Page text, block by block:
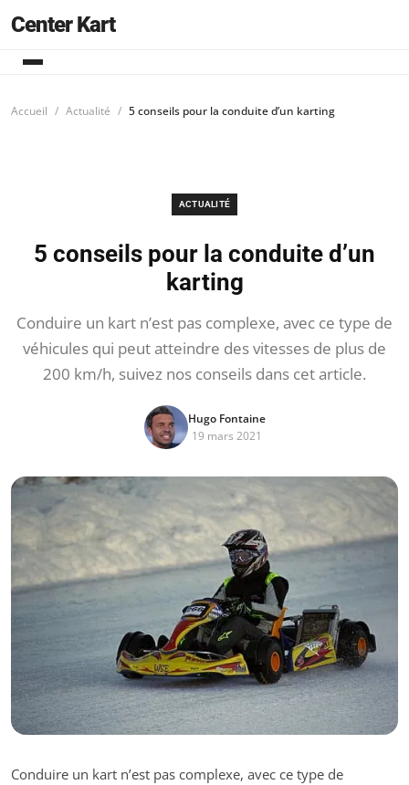
Center Kart
Accueil Actualité 5 conseils pour la conduite d’un karting
ACTUALITÉ
5 conseils pour la conduite d’un
karting
Conduire un kart n’est pas complexe, avec ce type de
véhicules qui peut atteindre des vitesses de plus de
200 km/h, suivez nos conseils dans cet article.
Hugo Fontaine
19 mars 2021
Conduire un kart n’est pas complexe, avec ce type de